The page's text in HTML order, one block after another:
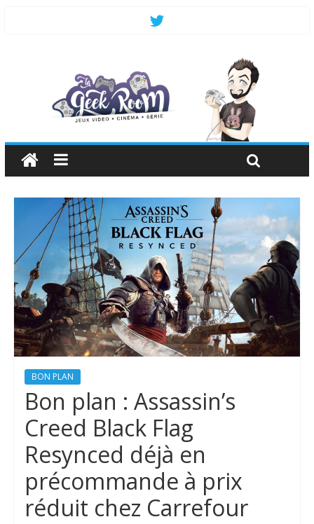
BON PLAN
Bon plan : Assassin’s
Creed Black Flag
Resynced déjà en
précommande à prix
réduit chez Carrefour